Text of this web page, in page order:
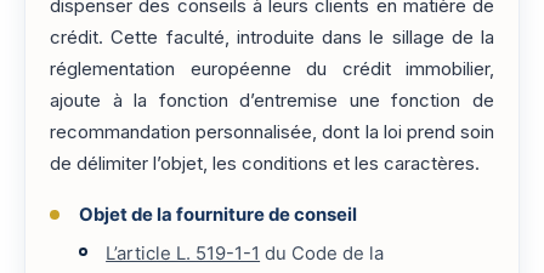
dispenser des conseils à leurs clients en matière de
crédit. Cette faculté, introduite dans le sillage de la
réglementation européenne du crédit immobilier,
ajoute à la fonction d’entremise une fonction de
recommandation personnalisée, dont la loi prend soin
de délimiter l’objet, les conditions et les caractères.
Objet de la fourniture de conseil
L’article L. 519-1-1 du Code de la